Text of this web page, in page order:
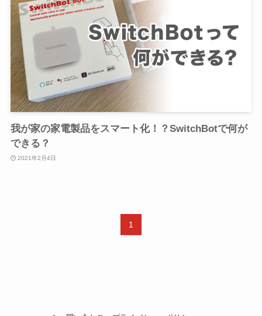
我が家の家電製品をスマート化！？SwitchBotで何が
できる？
2021年2月4日
1